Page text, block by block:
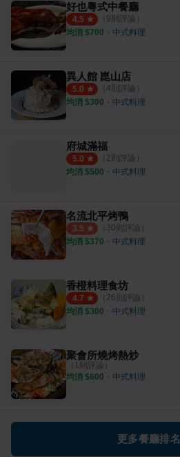
好也粵式中餐廳
4.5 （ 9則評論）
均消 $700 ・ 中式料理
異人館 崑山店
5.0 （ 4則評論）
均消 $300 ・ 中式料理
府城滿福
5.0 （ 2則評論）
均消 $500 ・ 中式料理
名流北平烤鴨
3.5 （ 30則評論）
均消 $370 ・ 中式料理
香橙料理食坊
4.7 （ 26則評論）
均消 $300 ・ 中式料理
聚會所燒烤熱炒
（ 1則評論）
均消 $600 ・ 中式料理
更多餐廳排名